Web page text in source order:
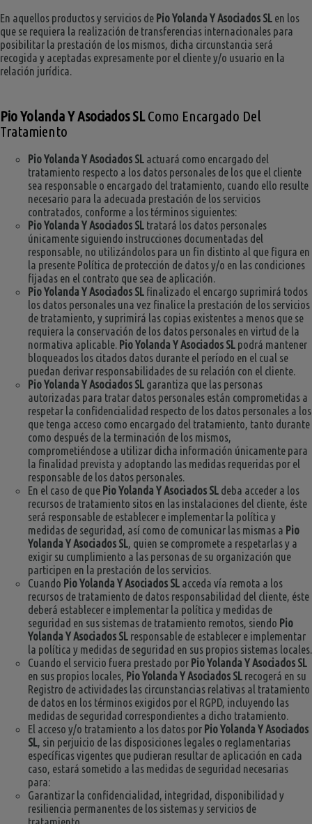
En aquellos productos y servicios de Pio Yolanda Y Asociados SL en los
que se requiera la realización de transferencias internacionales para
posibilitar la prestación de los mismos, dicha circunstancia será
recogida y aceptadas expresamente por el cliente y/o usuario en la
relación jurídica.
Pio Yolanda Y Asociados SL Como Encargado Del
Tratamiento
Pio Yolanda Y Asociados SL actuará como encargado del
tratamiento respecto a los datos personales de los que el cliente
sea responsable o encargado del tratamiento, cuando ello resulte
necesario para la adecuada prestación de los servicios
contratados, conforme a los términos siguientes:
Pio Yolanda Y Asociados SL tratará los datos personales
únicamente siguiendo instrucciones documentadas del
responsable, no utilizándolos para un fin distinto al que figura en
la presente Política de protección de datos y/o en las condiciones
fijadas en el contrato que sea de aplicación.
Pio Yolanda Y Asociados SL finalizado el encargo suprimirá todos
los datos personales una vez finalice la prestación de los servicios
de tratamiento, y suprimirá las copias existentes a menos que se
requiera la conservación de los datos personales en virtud de la
normativa aplicable. Pio Yolanda Y Asociados SL podrá mantener
bloqueados los citados datos durante el período en el cual se
puedan derivar responsabilidades de su relación con el cliente.
Pio Yolanda Y Asociados SL garantiza que las personas
autorizadas para tratar datos personales están comprometidas a
respetar la confidencialidad respecto de los datos personales a los
que tenga acceso como encargado del tratamiento, tanto durante
como después de la terminación de los mismos,
comprometiéndose a utilizar dicha información únicamente para
la finalidad prevista y adoptando las medidas requeridas por el
responsable de los datos personales.
En el caso de que Pio Yolanda Y Asociados SL deba acceder a los
recursos de tratamiento sitos en las instalaciones del cliente, éste
será responsable de establecer e implementar la política y
medidas de seguridad, así como de comunicar las mismas a Pio
Yolanda Y Asociados SL
, quien se compromete a respetarlas y a
exigir su cumplimiento a las personas de su organización que
participen en la prestación de los servicios.
Cuando Pio Yolanda Y Asociados SL acceda vía remota a los
recursos de tratamiento de datos responsabilidad del cliente, éste
deberá establecer e implementar la política y medidas de
seguridad en sus sistemas de tratamiento remotos, siendo Pio
Yolanda Y Asociados SL responsable de establecer e implementar
la política y medidas de seguridad en sus propios sistemas locales.
Cuando el servicio fuera prestado por Pio Yolanda Y Asociados SL
en sus propios locales, Pio Yolanda Y Asociados SL recogerá en su
Registro de actividades las circunstancias relativas al tratamiento
de datos en los términos exigidos por el RGPD, incluyendo las
medidas de seguridad correspondientes a dicho tratamiento.
El acceso y/o tratamiento a los datos por Pio Yolanda Y Asociados
SL
, sin perjuicio de las disposiciones legales o reglamentarias
específicas vigentes que pudieran resultar de aplicación en cada
caso, estará sometido a las medidas de seguridad necesarias
para:
Garantizar la confidencialidad, integridad, disponibilidad y
resiliencia permanentes de los sistemas y servicios de